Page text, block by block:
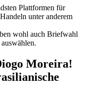
Plattformen für
unter anderem
wohl auch Briefwahl
Moreira!